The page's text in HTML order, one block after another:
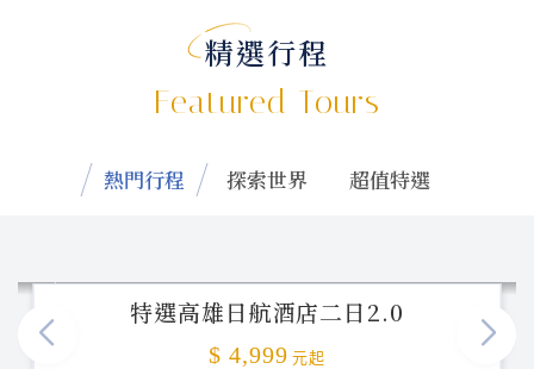
精選行程
Featured Tours
熱門行程 探索世界 超值特選
特選高雄日航酒店二日2.0
$ 4,999 元起